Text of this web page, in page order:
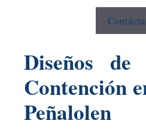
Diseños
Contención
Peñalolen